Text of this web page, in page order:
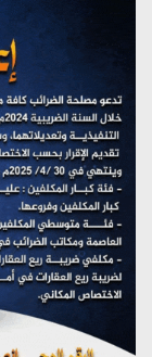
تستمعون
مؤتمر صحفي
على اليمن
يوليو 27, 2026
تستمعون
يوليو 26, 2026
تستمعون
يوليو 26, 2026